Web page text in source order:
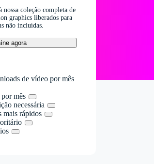
nossa coleção completa de
graphics liberados para
não incluídas.
agora
de vídeo por mês
mês
necessária
mais rápidos